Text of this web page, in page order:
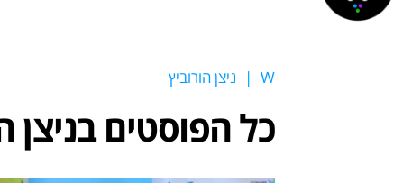
W
| ניצן הורוביץ
כל הפוסטים בניצן